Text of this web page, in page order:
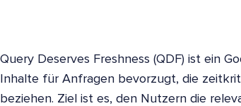
Query Deserves Freshness (QDF) ist ein
Inhalte für Anfragen bevorzugt, die
beziehen. Ziel ist es, den Nutzern die